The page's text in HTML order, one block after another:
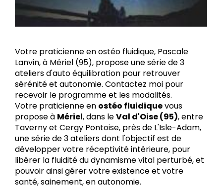
Votre praticienne en ostéo fluidique, Pascale
Lanvin, à Mériel (95), propose une série de 3
ateliers d'auto équilibration pour retrouver
sérénité et autonomie. Contactez moi pour
recevoir le programme et les modalités.
Votre praticienne en ostéo fluidiquevous
propose à Mériel, dans leVal d'Oise (95), entre
Taverny et Cergy Pontoise, près de L'Isle-Adam,
une série de 3 ateliers dont l'objectif est de
développer votre réceptivité intérieure, pour
libérer la fluidité du dynamisme vital perturbé, et
pouvoir ainsi gérer votre existence et votre
santé, sainement, en autonomie.